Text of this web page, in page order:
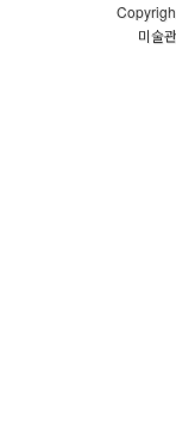
미술